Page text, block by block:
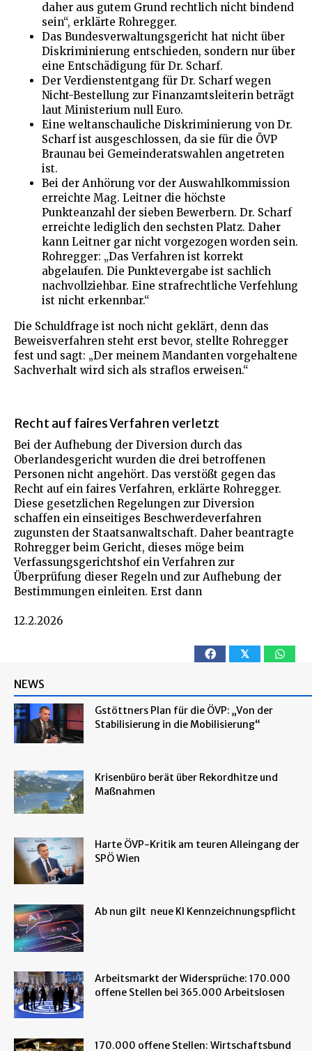
daher aus gutem Grund rechtlich nicht bindend
sein“, erklärte Rohregger.
Das Bundesverwaltungsgericht hat nicht über
Diskriminierung entschieden, sondern nur über
eine Entschädigung für Dr. Scharf.
Der Verdienstentgang für Dr. Scharf wegen
Nicht-Bestellung zur Finanzamtsleiterin beträgt
laut Ministerium null Euro.
Eine weltanschauliche Diskriminierung von Dr.
Scharf ist ausgeschlossen, da sie für die ÖVP
Braunau bei Gemeinderatswahlen angetreten
ist.
Bei der Anhörung vor der Auswahlkommission
erreichte Mag. Leitner die höchste
Punkteanzahl der sieben Bewerbern. Dr. Scharf
erreichte lediglich den sechsten Platz. Daher
kann Leitner gar nicht vorgezogen worden sein.
Rohregger: „Das Verfahren ist korrekt
abgelaufen. Die Punktevergabe ist sachlich
nachvollziehbar. Eine strafrechtliche Verfehlung
ist nicht erkennbar.“
Die Schuldfrage ist noch nicht geklärt, denn das
Beweisverfahren steht erst bevor, stellte Rohregger
fest und sagt: „Der meinem Mandanten vorgehaltene
Sachverhalt wird sich als straflos erweisen.“
Recht auf faires Verfahren verletzt
Bei der Aufhebung der Diversion durch das
Oberlandesgericht wurden die drei betroffenen
Personen nicht angehört. Das verstößt gegen das
Recht auf ein faires Verfahren, erklärte Rohregger.
Diese gesetzlichen Regelungen zur Diversion
schaffen ein einseitiges Beschwerdeverfahren
zugunsten der Staatsanwaltschaft. Daher beantragte
Rohregger beim Gericht, dieses möge beim
Verfassungsgerichtshof ein Verfahren zur
Überprüfung dieser Regeln und zur Aufhebung der
Bestimmungen einleiten. Erst dann
12.2.2026
𝕏
NEWS
Gstöttners Plan für die ÖVP: „Von der
Stabilisierung in die Mobilisierung“
Krisenbüro berät über Rekordhitze und
Maßnahmen
Harte ÖVP-Kritik am teuren Alleingang der
SPÖ Wien
Ab nun gilt neue KI Kennzeichnungspflicht
Arbeitsmarkt der Widersprüche: 170.000
offene Stellen bei 365.000 Arbeitslosen
170.000 offene Stellen: Wirtschaftsbund